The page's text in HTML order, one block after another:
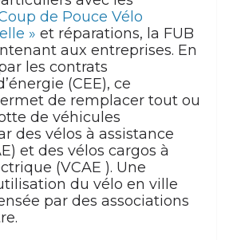
de Pouce Vélo
» et réparations, la FUB
aux entreprises. En
les contrats
(CEE), ce
de remplacer tout ou
de véhicules
des vélos à assistance
et des vélos cargos à
(VCAE ). Une
du vélo en ville
par des associations